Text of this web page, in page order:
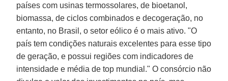
países com usinas termossolares, de bioetanol,
biomassa, de ciclos combinados e decogeração, no
entanto, no Brasil, o setor eólico é o mais ativo. "O
país tem condições naturais excelentes para esse tipo
de geração, e possui regiões com indicadores de
intensidade e média de top mundial." O consórcio não